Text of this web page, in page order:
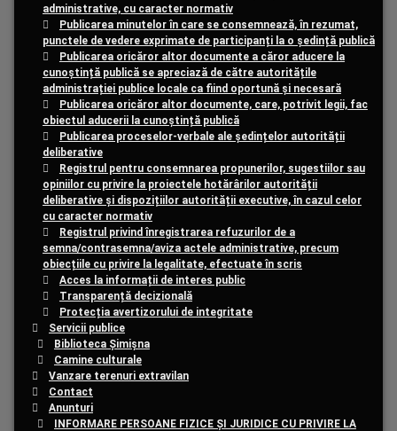
administrative, cu caracter normativ
Publicarea minutelor în care se consemnează, în rezumat,
punctele de vedere exprimate de participanți la o ședință publică
Publicarea oricăror altor documente a căror aducere la
cunoștință publică se apreciază de către autoritățile
administrației publice locale ca fiind oportună și necesară
Publicarea oricăror altor documente, care, potrivit legii, fac
obiectul aducerii la cunoștință publică
Publicarea proceselor-verbale ale ședințelor autorității
deliberative
Registrul pentru consemnarea propunerilor, sugestiilor sau
opiniilor cu privire la proiectele hotărârilor autorității
deliberative și dispozițiilor autorității executive, în cazul celor
cu caracter normativ
Registrul privind înregistrarea refuzurilor de a
semna/contrasemna/aviza actele administrative, precum
obiecțiile cu privire la legalitate, efectuate în scris
Acces la informații de interes public
Transparență decizională
Protecția avertizorului de integritate
Servicii publice
Biblioteca Șimișna
Camine culturale
Vanzare terenuri extravilan
Contact
Anunturi
INFORMARE PERSOANE FIZICE ȘI JURIDICE CU PRIVIRE LA